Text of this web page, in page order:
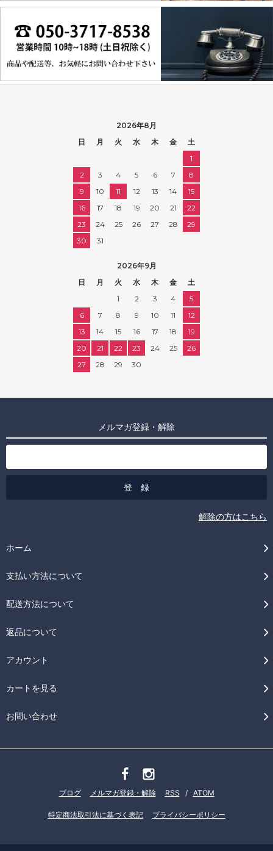
2026年8月
日
月 火 水 木 金
土
1
2
3 4 5 6 7
8
9
10 11 12 13 14
15
16
17 18 19 20 21
22
23
24 25 26 27 28
29
30
31
2026年9月
日
月 火 水 木 金
土
1
2 3 4
5
6
7 8 9 10 11
12
13
14 15 16 17 18
19
20
21 22 23 24 25
26
27
28 29 30
メルマガ登録・解除
解除の方はこちら
ホーム
支払い方法について
配送方法について
返品について
アカウント
カートを見る
お問い合わせ
ブログ メルマガ登録・解除 RSS / ATOM
特定商法取引法に基づく表記 プライバシーポリシー